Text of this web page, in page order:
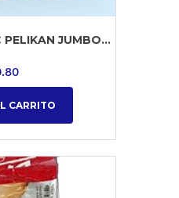
PELIKAN JUMBO...
CARRITO